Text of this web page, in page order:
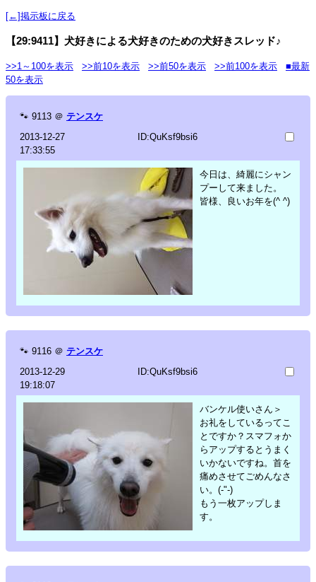
[←]掲示板に戻る
【29:9411】犬好きによる犬好きのための犬好きスレッド♪
>>1～100を表示 >>前10を表示 >>前50を表示 >>前100を表示
■最新
50を表示
🐾 9113 ＠ テンスケ
2013-12-27
17:33:55
ID:QuKsf9bsi6
今日は、綺麗にシャン
プーして来ました。
皆様、良いお年を(^ ^)
🐾 9116 ＠ テンスケ
2013-12-29
19:18:07
ID:QuKsf9bsi6
バンケル使いさん＞
お礼をしているってこ
とですか？スマフォか
らアップするとうまく
いかないですね。首を
痛めさせてごめんなさ
い。(-"-)
もう一枚アップしま
す。